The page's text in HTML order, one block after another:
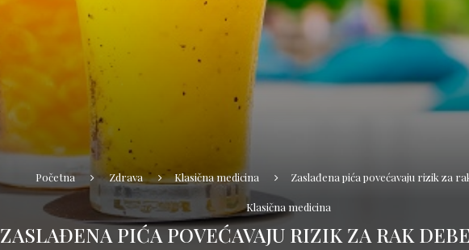
Početna Zdrava Klasična medicina Zaslađena pića povećavaju rizik za
Klasična medicina
ZASLAĐENA PIĆA POVEĆAVAJU RIZIK ZA RAK